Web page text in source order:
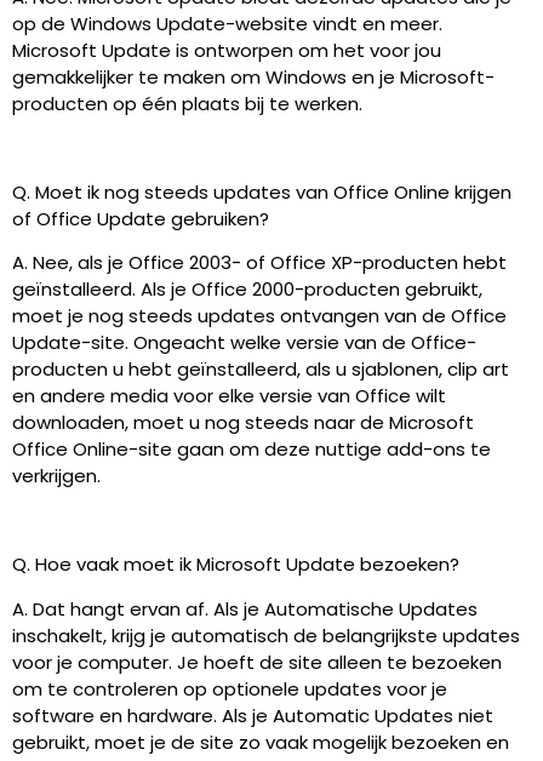
op de Windows Update-website vindt en meer.
Microsoft Update is ontworpen om het voor jou
gemakkelijker te maken om Windows en je Microsoft-
producten op één plaats bij te werken.
Q. Moet ik nog steeds updates van Office Online krijgen
of Office Update gebruiken?
A. Nee, als je Office 2003- of Office XP-producten hebt
geïnstalleerd. Als je Office 2000-producten gebruikt,
moet je nog steeds updates ontvangen van de Office
Update-site. Ongeacht welke versie van de Office-
producten u hebt geïnstalleerd, als u sjablonen, clip art
en andere media voor elke versie van Office wilt
downloaden, moet u nog steeds naar de Microsoft
Office Online-site gaan om deze nuttige add-ons te
verkrijgen.
Q. Hoe vaak moet ik Microsoft Update bezoeken?
A. Dat hangt ervan af. Als je Automatische Updates
inschakelt, krijg je automatisch de belangrijkste updates
voor je computer. Je hoeft de site alleen te bezoeken
om te controleren op optionele updates voor je
software en hardware. Als je Automatic Updates niet
gebruikt, moet je de site zo vaak mogelijk bezoeken en